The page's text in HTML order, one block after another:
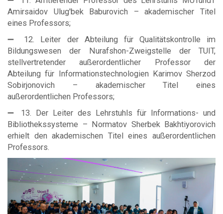
Amirsaidov Ulug'bek Baburovich – akademischer Titel
eines Professors;
➖ 12. Leiter der Abteilung für Qualitätskontrolle im
Bildungswesen der Nurafshon-Zweigstelle der TUIT,
stellvertretender außerordentlicher Professor der
Abteilung für Informationstechnologien Karimov Sherzod
Sobirjonovich – akademischer Titel eines
außerordentlichen Professors;
➖ 13. Der Leiter des Lehrstuhls für Informations- und
Bibliothekssysteme – Normatov Sherbek Bakhtiyorovich
erhielt den akademischen Titel eines außerordentlichen
Professors.